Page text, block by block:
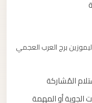
برج العرب العجمي
المُشاركة
أو المهمة